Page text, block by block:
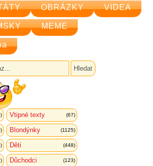
OBRÁZKY VIDEA
MEME
Vtipné texty (67)
Blondýnky (1125)
Děti (448)
Důchodci (123)